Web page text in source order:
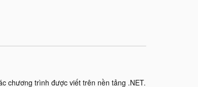
chương trình được viết trên nền tảng .NET.